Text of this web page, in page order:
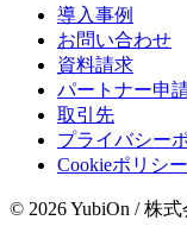
導入事例
お問い合わせ
資料請求
パートナー申
取引先
プライバシー
Cookieポリシー
© 2026 YubiOn / 株